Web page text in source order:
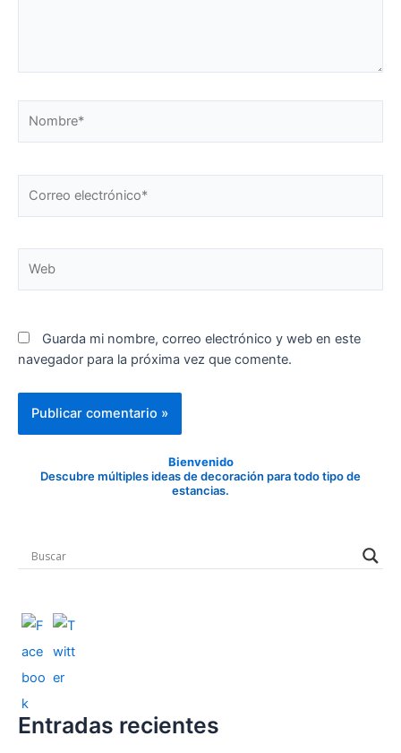
electrónico*
Guarda mi nombre, correo electrónico y web en este
navegador para la próxima vez que comente.
Bienvenido
Descubre múltiples ideas de decoración para todo tipo de
estancias.
Entradas recientes